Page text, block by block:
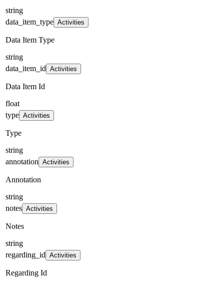
string
data_item_type Activities
Data Item Type
string
data_item_id Activities
Data Item Id
float
type Activities
Type
string
annotation Activities
Annotation
string
notes Activities
Notes
string
regarding_id Activities
Regarding Id